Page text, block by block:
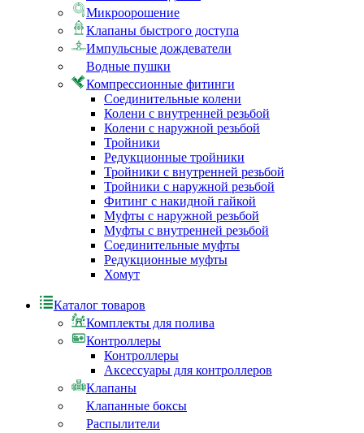
Микроорошение
Клапаны быстрого доступа
Импульсные дождеватели
Водные пушки
Компрессионные фитинги
Соединительные колени
Колени с внутренней резьбой
Колени с наружной резьбой
Тройники
Редукционные тройники
Тройники с внутренней резьбой
Тройники с наружной резьбой
Фитинг с накидной гайкой
Муфты с наружной резьбой
Муфты с внутренней резьбой
Соединительные муфты
Редукционные муфты
Хомут
Каталог товаров
Комплекты для полива
Контроллеры
Контроллеры
Аксессуары для контроллеров
Клапаны
Клапанные боксы
Распылители